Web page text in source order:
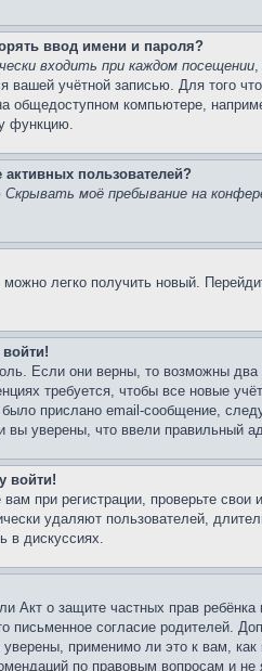
ввод имени и пароля?
входить при каждом посещении,
вашей учётной записью. Для того
общедоступном компьютере,
функцию.
пользователей?
Скрывать моё пребывание на
можно легко получить новый.
Если они верны, то возможны
требуется, чтобы все новые
прислано email-сообщение,
уверены, что ввели правильный
войти!
при регистрации, проверьте
удаляют пользователей,
в дискуссиях.
Акт о защите частных прав
письменное согласие родителей.
применимо ли это к вам,
по правовым вопросам и